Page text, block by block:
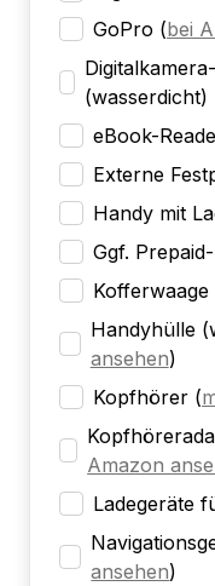
GoPro (bei
(wasserdicht)
eBook-
Externe
Handy mit
Ggf.
Kofferwaage
Handyhülle
ansehen)
Kopfhörer (
Amazon
Ladegeräte
ansehen)